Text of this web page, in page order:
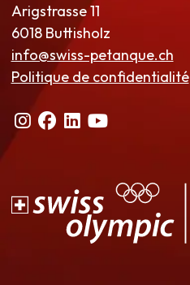
Arigstrasse 11
6018 Buttisholz
info@swiss-petanque.ch
Politique de confidentialité